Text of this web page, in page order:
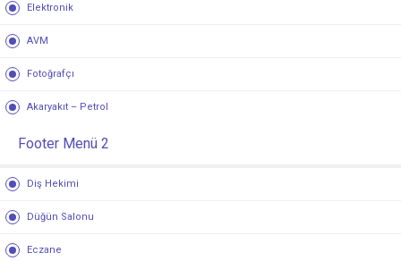
Elektronik
AVM
Fotoğrafçı
Akaryakıt – Petrol
Footer Menü 2
Diş Hekimi
Düğün Salonu
Eczane